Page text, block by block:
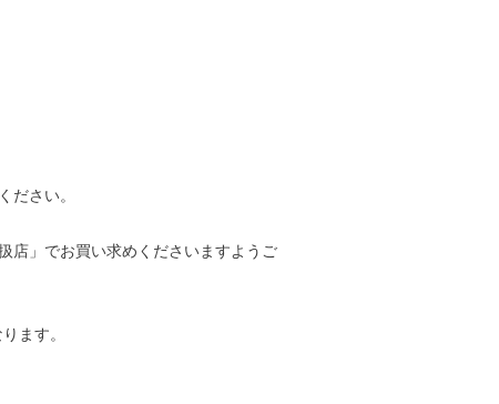
ださい。
店」でお買い求めくださいますようご
ます。